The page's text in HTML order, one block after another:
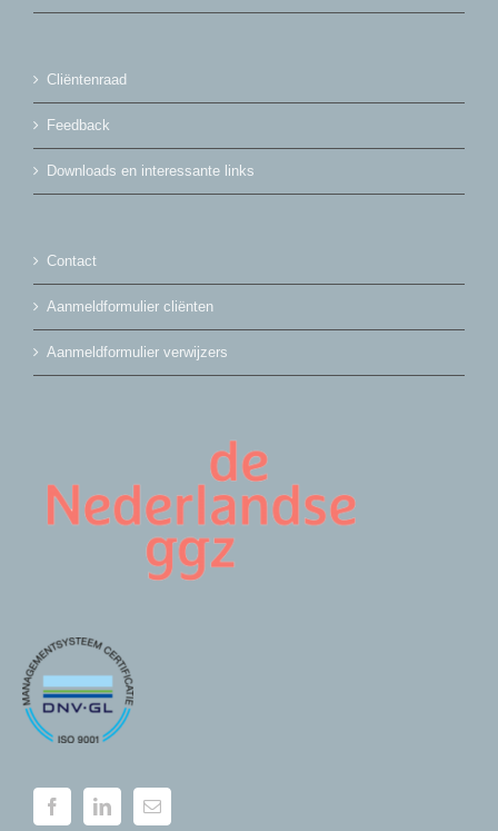
Cliëntenraad
Feedback
Downloads en interessante links
Contact
Aanmeldformulier cliënten
Aanmeldformulier verwijzers